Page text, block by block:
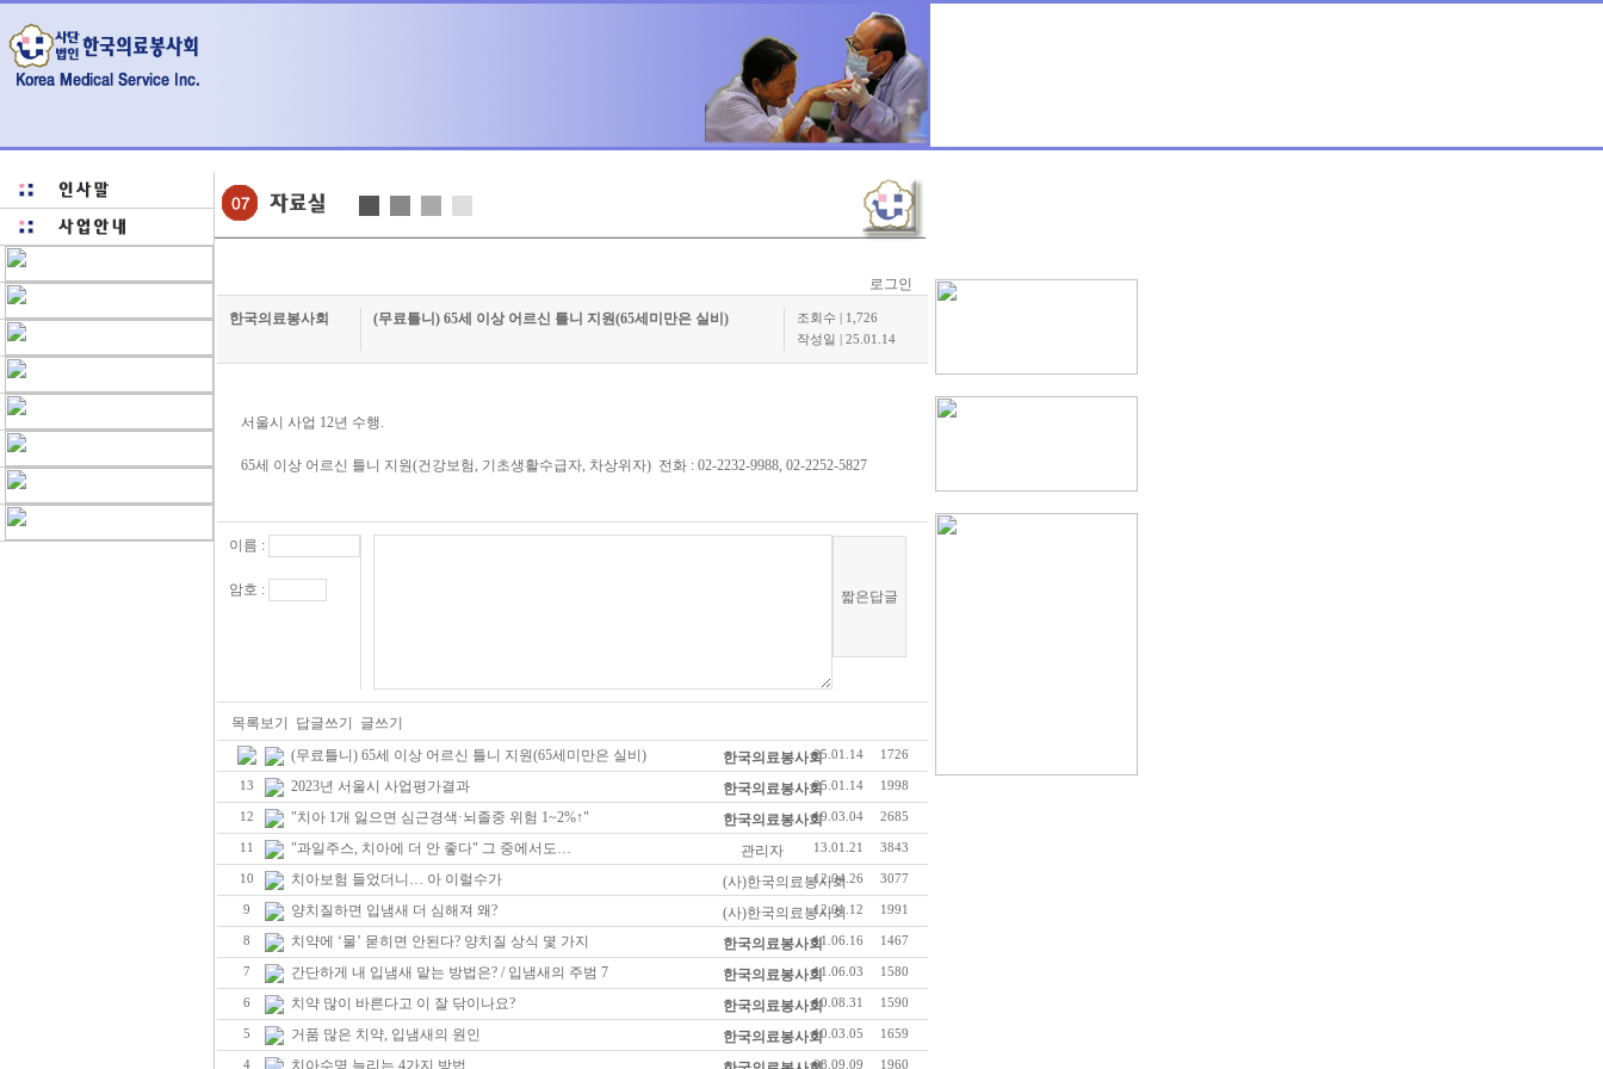
로그인
한국의료봉사회 (무료틀니) 65세 이상 어르신 틀니 지원(65세미만은 실비)
조회수 | 1,726
작성일 | 25.01.14
서울시 사업 12년 수행.
65세 이상 어르신 틀니 지원(건강보험, 기초생활수급자, 차상위자) 전화 : 02-2232-9988, 02-2252-5827
이름 :
암호 :
목록보기 답글쓰기
글쓰기
(무료틀니) 65세 이상 어르신 틀니 지원(65세미만은 실비)
한국의료봉사회25.01.14 1726
13 2023년 서울시 사업평가결과 한국의료봉사회25.01.14 1998
12 "치아 1개 잃으면 심근경색·뇌졸중 위험 1~2%↑" 한국의료봉사회19.03.04 2685
11 "과일주스, 치아에 더 안 좋다" 그 중에서도… 관리자 13.01.21 3843
10 치아보험 들었더니… 아 이럴수가 (사)한국의료봉사회
12.04.26 3077
9 양치질하면 입냄새 더 심해져 왜? (사)한국의료봉사회
12.01.12 1991
8 치약에 ‘물’ 묻히면 안된다? 양치질 상식 몇 가지 한국의료봉사회11.06.16 1467
7 간단하게 내 입냄새 맡는 방법은? / 입냄새의 주범 7 한국의료봉사회11.06.03 1580
6 치약 많이 바른다고 이 잘 닦이나요? 한국의료봉사회10.08.31 1590
5 거품 많은 치약, 입냄새의 원인 한국의료봉사회10.03.05 1659
4 치아수명 늘리는 4가지 방법 08.09.09 1960